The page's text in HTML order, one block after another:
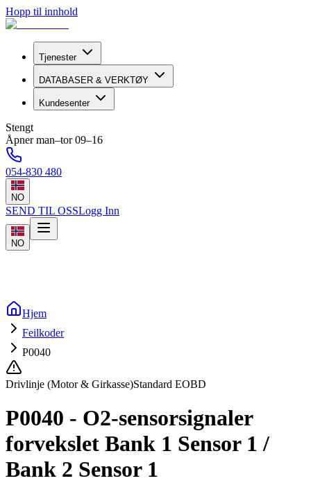
Hopp til innhold
Tjenester
DATABASER & VERKTØY
Kundesenter
Stengt
Åpner man–tor 09–16
054-830 480
NO
SEND TIL OSSLogg Inn
NO
Hjem
Feilkoder
P0040
Drivlinje (Motor & Girkasse)Standard EOBD
P0040 - O2-sensorsignaler
forvekslet Bank 1 Sensor 1 /
Bank 2 Sensor 1